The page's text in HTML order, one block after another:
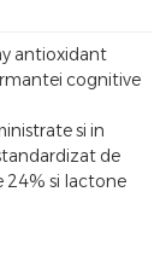
antioxidant
cognitive
si in
de
24% si lactone